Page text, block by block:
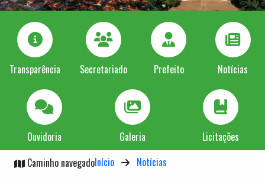
Transparência Secretariado Prefeito Notícias
Ouvidoria Galeria
Licitações
Caminho navegadoInício Notícias